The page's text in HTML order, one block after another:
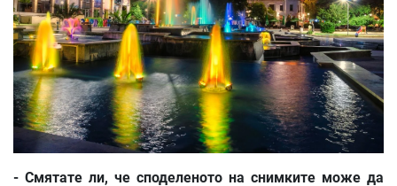
- Смятате ли, че споделеното на снимките може да